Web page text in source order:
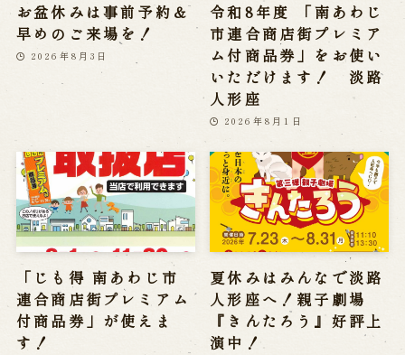
お盆休みは事前予約＆
早めのご来場を！
2026年8月3日
令和8年度 「南あわじ
市連合商店街プレミア
ム付商品券」をお使い
いただけます！ 淡路
人形座
2026年8月1日
「じも得 南あわじ市
連合商店街プレミアム
付商品券」が使えま
す！
夏休みはみんなで淡路
人形座へ！親子劇場
『きんたろう』好評上
演中！